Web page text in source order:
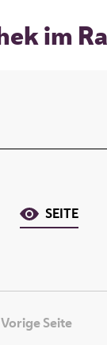
im
SEITE
Vorige Seite